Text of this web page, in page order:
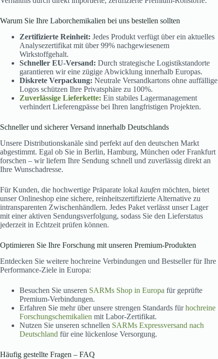
Warum Sie Ihre Laborchemikalien bei uns bestellen sollten
Zertifizierte Reinheit: Jedes Produkt verfügt über ein aktuelles
Analysezertifikat mit über 99% nachgewiesenem
Wirkstoffgehalt.
Schneller EU-Versand: Durch strategische Logistikstandorte
garantieren wir eine zügige Abwicklung innerhalb Europas.
Diskrete Verpackung: Neutrale Versandkartons ohne auffällige
Logos schützen Ihre Privatsphäre zu 100%.
Zuverlässige Lieferkette: Ein stabiles Lagermanagement
verhindert Lieferengpässe bei Ihren langfristigen Projekten.
Schneller und sicherer Versand innerhalb Deutschlands
Unsere Distributionskanäle sind perfekt auf den deutschen Markt
abgestimmt. Egal ob Sie in Berlin, Hamburg, München oder Frankfurt
forschen – wir liefern Ihre Sendung schnell und zuverlässig direkt an
Ihre Wunschadresse.
Für Kunden, die hochwertige Präparate lokal kaufen möchten, bietet
unser Onlineshop eine sichere, reinheitszertifizierte Alternative zu
intransparenten Zwischenhändlern. Jedes Paket verlässt unser Lager
mit einer aktiven Sendungsverfolgung, sodass Sie den Lieferstatus
jederzeit in Echtzeit prüfen können.
Optimieren Sie Ihre Forschung mit unseren Premium-Produkten
Entdecken Sie weitere hochreine Verbindungen und Bestseller für Ihre
Performance-Ziele in Europa:
Besuchen Sie unseren SARMs Shop in Europa für geprüfte
Premium-Verbindungen.
Erfahren Sie mehr über unsere strengen Standards fürhochreine
Forschungschemikalien mit Labor-Zertifikat.
Nutzen Sie unseren schnellen SARMs Expressversand nach
Deutschland für eine lückenlose Versorgung.
Häufig gestellte Fragen – FAQ